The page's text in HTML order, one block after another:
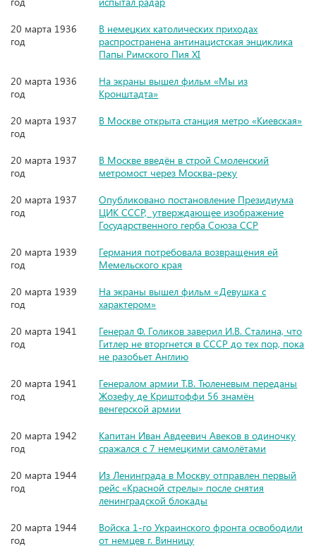
20 марта 1936
год
В немецких католических приходах
распространена антинацистская энциклика
Папы Римского Пия XI
20 марта 1936
год
На экраны вышел фильм «Мы из
Кронштадта»
20 марта 1937
год
В Москве открыта станция метро «Киевская»
20 марта 1937
год
В Москве введён в строй Смоленский
метромост через Москва-реку
20 марта 1937
год
Опубликовано постановление Президиума
ЦИК СССР, утверждающее изображение
Государственного герба Союза ССР
20 марта 1939
год
Германия потребовала возвращения ей
Мемельского края
20 марта 1939
год
На экраны вышел фильм «Девушка с
характером»
20 марта 1941
год
Генерал Ф. Голиков заверил И.В. Сталина, что
Гитлер не вторгнется в СССР до тех пор, пока
не разобьет Англию
20 марта 1941
год
Генералом армии Т.В. Тюленевым переданы
Жозефу де Криштоффи 56 знамён
венгерской армии
20 марта 1942
год
Капитан Иван Авдеевич Авеков в одиночку
сражался с 7 немецкими самолётами
20 марта 1944
год
Из Ленинграда в Москву отправлен первый
рейс «Красной стрелы» после снятия
ленинградской блокады
20 марта 1944
год
Войска 1-го Украинского фронта освободили
от немцев г. Винницу